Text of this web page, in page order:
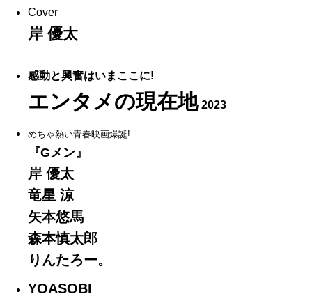
Cover
岸 優太
感動と興奮はいまここに!
エンタメの現在地 2023
めちゃ熱い青春映画爆誕!
『Gメン』
岸 優太
竜星 涼
矢本悠馬
森本慎太郎
りんたろー。
YOASOBI